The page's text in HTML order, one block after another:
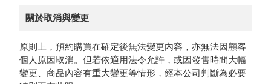
關於取消與變更
原則上，預約購買在確定後無法變更內容，亦無法因顧客
個人原因取消。但若依適用法令允許，或因發售時間大幅
變更、商品內容有重大變更等情形，經本公司判斷為必要